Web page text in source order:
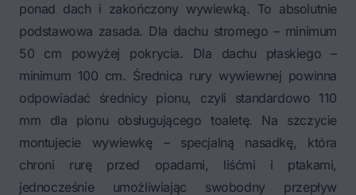
ponad dach i zakończony wywiewką. To absolutnie
podstawowa zasada. Dla dachu stromego – minimum
50 cm powyżej pokrycia. Dla dachu płaskiego –
minimum 100 cm. Średnica rury wywiewnej powinna
odpowiadać średnicy pionu, czyli standardowo 110
mm dla pionu obsługującego toaletę. Na szczycie
montujecie wywiewkę – specjalną nasadkę, która
chroni rurę przed opadami, liśćmi i ptakami,
jednocześnie umożliwiając swobodny przepływ